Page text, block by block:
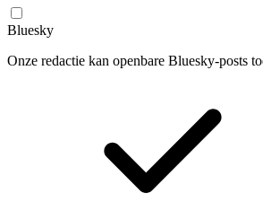
Bluesky
Onze redactie kan openbare Bluesky-posts